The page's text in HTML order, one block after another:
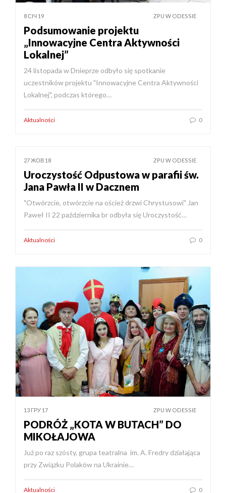
8 СІЧ 19 ZPU W ODESSIE
Podsumowanie projektu
„Innowacyjne Centra Aktywności
Lokalnej”
24 listopada w Dnieprze odbyło się spotkanie
uczestników projektu "Innowacyjne Centra Aktywności
Lokalnej", podczas którego…
Aktualności 0
27 ЖОВ 18 ZPU W ODESSIE
Uroczystość Odpustowa w parafii św.
Jana Pawła II w Dacznem
"Otwórzcie, otwórzcie na oścież drzwi Chrystusowi" Jan
Paweł II 22 października br odbyła się Uroczystość…
Aktualności 0
13 ГРУ 17 ZPU W ODESSIE
PODRÓŻ „KOTA W BUTACH” DO
MIKOŁAJOWA
Już po raz szósty, grupa teatralna im. A. Fredry działająca
przy Związku Polaków na Ukrainie…
Aktualności 0